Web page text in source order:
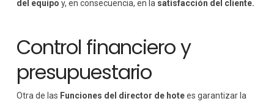
del equipo y, en consecuencia, en la satisfacción del cliente.
Control financiero y
presupuestario
Otra de las Funciones del director de hotees garantizar la